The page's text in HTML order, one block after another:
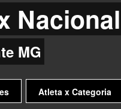
MG
Atleta x Categoria